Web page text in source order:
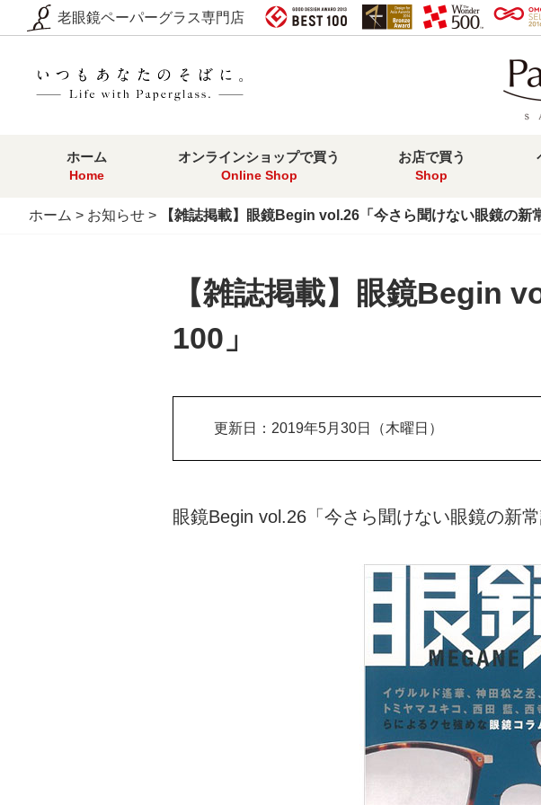
老眼鏡ペーパーグラス専門店
ホーム
Home
オンラインショップで買う
Online Shop
お店で買う
Shop
ホーム > お知らせ > 【雑誌掲載】眼鏡Begin vol.26「今さら聞けない眼鏡の新
【雑誌掲載】眼鏡Begin
100」
更新日：2019年5月30日（木曜日）
眼鏡Begin vol.26「今さら聞けない眼鏡の新